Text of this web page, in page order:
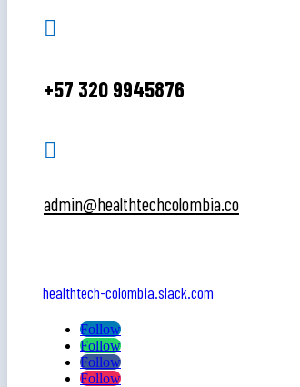

+57 320 9945876

admin@healthtechcolombia.co
healthtech-colombia.slack.com
Follow
Follow
Follow
Follow